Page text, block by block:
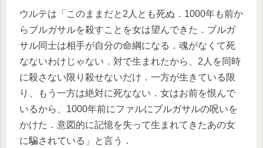
ウルテは「このままだと2人とも死ぬ．1000年も前か
らブルガサルを殺すことを女は望んできた．ブルガ
サル同士は相手が自分の命綱になる．魂がなくて死
なないわけじゃない．対で生まれたから、2人を同時
に殺さない限り殺せないだけ．一方が生きている限
り、もう一方は絶対に死なない．女はお前を恨んで
いるから、1000年前にファルにブルガサルの呪いを
かけた．意図的に記憶を失って生まれてきたあの女
に騙されている」と言う．